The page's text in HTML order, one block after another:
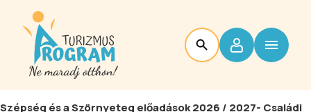
Szépség és a Szörnyeteg előadások 2026 / 2027- Családi